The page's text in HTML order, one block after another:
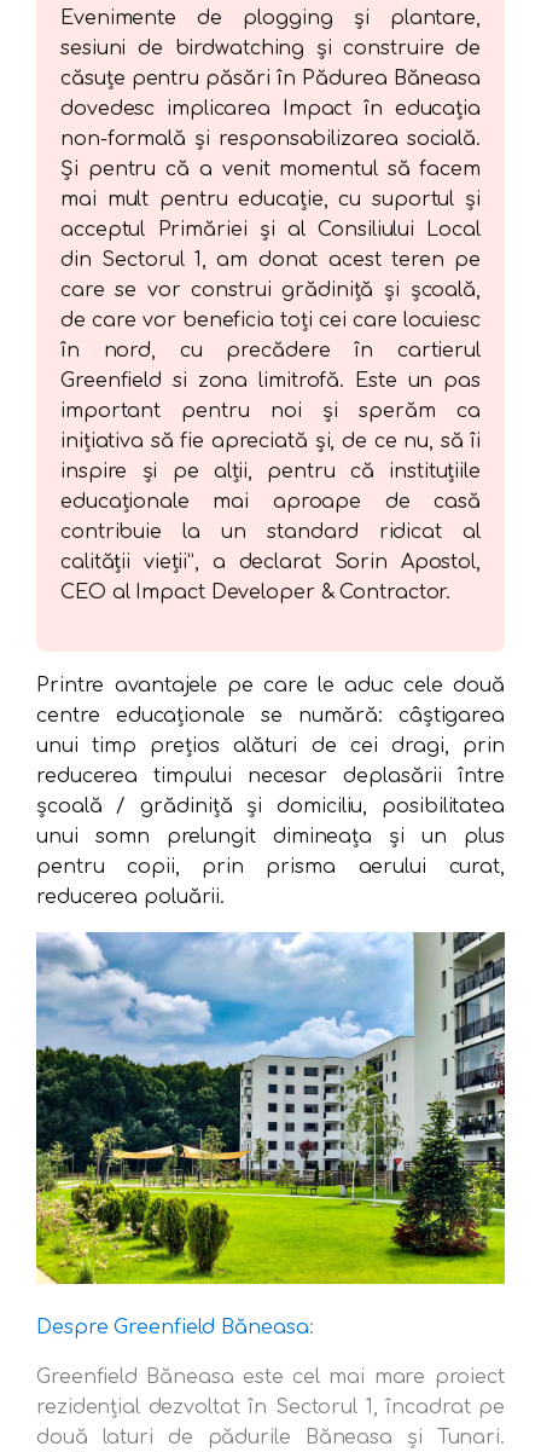
Evenimente de plogging și plantare,
sesiuni de birdwatching și construire de
căsuțe pentru păsări în Pădurea Băneasa
dovedesc implicarea Impact în educația
non-formală și responsabilizarea socială.
Și pentru că a venit momentul să facem
mai mult pentru educație, cu suportul și
acceptul Primăriei și al Consiliului Local
din Sectorul 1, am donat acest teren pe
care se vor construi grădiniță și școală,
de care vor beneficia toți cei care locuiesc
în nord, cu precădere în cartierul
Greenfield si zona limitrofă. Este un pas
important pentru noi și sperăm ca
inițiativa să fie apreciată și, de ce nu, să îi
inspire și pe alții, pentru că instituțiile
educaționale mai aproape de casă
contribuie la un standard ridicat al
calității vieții”, a declarat Sorin Apostol,
CEO al Impact Developer & Contractor.
Printre avantajele pe care le aduc cele două
centre educaționale se numără: câștigarea
unui timp prețios alături de cei dragi, prin
reducerea timpului necesar deplasării între
școală / grădiniță și domiciliu, posibilitatea
unui somn prelungit dimineața și un plus
pentru copii, prin prisma aerului curat,
reducerea poluării.
Despre Greenfield Băneasa:
Greenfield Băneasa este cel mai mare proiect
rezidențial dezvoltat în Sectorul 1, încadrat pe
două laturi de pădurile Băneasa și Tunari.